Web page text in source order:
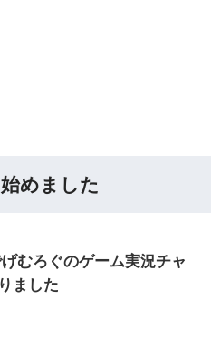
めました
むろぐのゲーム実況チャ
ました